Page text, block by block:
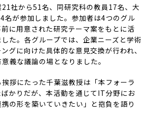
社から51名、同研究科の教員17名、大
名が参加しました。参加者は4つのグル
に用意された研究テーマ案をもとに活
た。各グループでは、企業ニーズと学術
グに向けた具体的な意見交換が行われ、
義な議論の場となりました。
拶にたった千葉滋教授は「本フォーラ
かりだが、本活動を通じてIT分野にお
の形を築いていきたい」と抱負を語り